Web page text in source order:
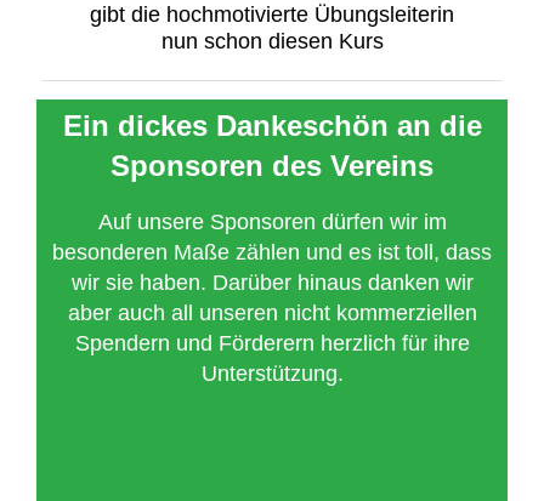
gibt die hochmotivierte Übungsleiterin
nun schon diesen Kurs
Ein dickes Dankeschön an die
Sponsoren des Vereins
Auf unsere Sponsoren dürfen wir im
besonderen Maße zählen und es ist toll, dass
wir sie haben. Darüber hinaus danken wir
aber auch all unseren nicht kommerziellen
Spendern und Förderern herzlich für ihre
Unterstützung.